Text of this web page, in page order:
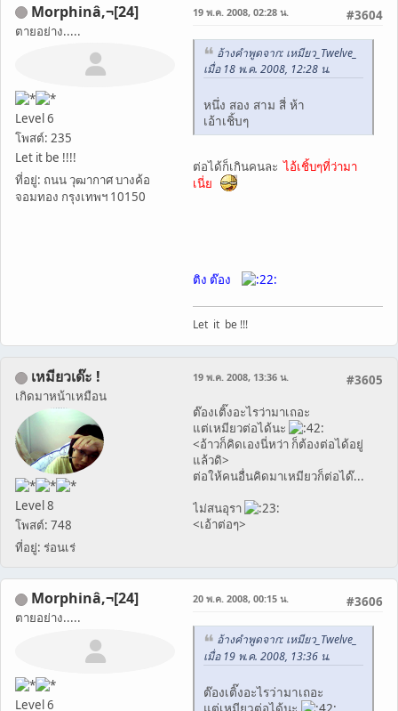
Morphinâ‚¬[24]
ตายอย่าง.....
Level 6
โพสต์: 235
Let it be !!!!
ที่อยู่: ถนน วุฒากาศ บางค้อ
จอมทอง กรุงเทพฯ 10150
#3604
19 พ.ค. 2008, 02:28 น.
อ้างคำพูดจาก: เหมียว_Twelve_
เมื่อ 18 พ.ค. 2008, 12:28 น.
หนึ่ง สอง สาม สี่ ห้า
เอ้าเชิ้บๆ
ต่อได้ก็เกินคนละไอ้เชิ้บๆที่ว่ามา
เนี่ย
ติง ต๊อง
Let it be !!!
เหมียวเด๊ะ !
เกิดมาหน้าเหมือน
Level 8
โพสต์: 748
ที่อยู่: ร่อนเร่
#3605
19 พ.ค. 2008, 13:36 น.
ต๊องเติ๊งอะไรว่ามาเถอะ
แต่เหมียวต่อได้นะ
<อ้าวก็คิดเองนี่หว่า ก็ต้องต่อได้อยู่
แล้วดิ>
ต่อให้คนอื่นคิดมาเหมียวก็ต่อได๊...
ไม่สนอุรา
<เอ้าต่อๆ>
Morphinâ‚¬[24]
ตายอย่าง.....
Level 6
#3606
20 พ.ค. 2008, 00:15 น.
อ้างคำพูดจาก: เหมียว_Twelve_
เมื่อ 19 พ.ค. 2008, 13:36 น.
ต๊องเติ๊งอะไรว่ามาเถอะ